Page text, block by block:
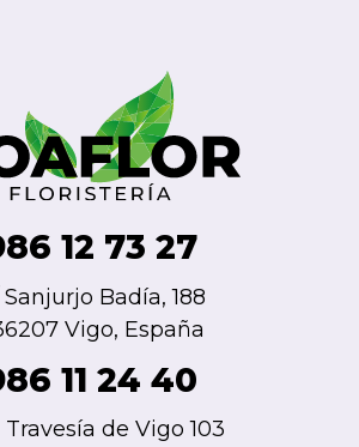
12 73 27
Sanjurjo Badía, 188
Vigo, España
11 24 40
Travesía de Vigo 103